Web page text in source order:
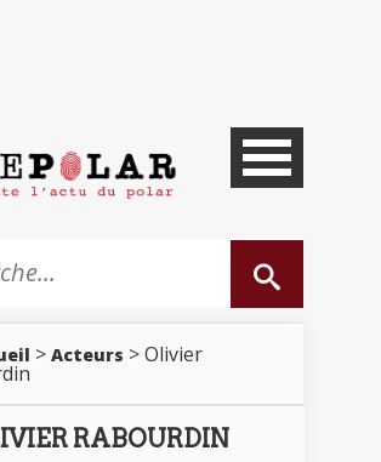
> Acteurs > Olivier
RABOURDIN